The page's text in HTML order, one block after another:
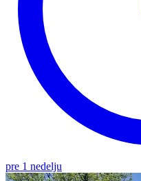
pre 1 nedelju